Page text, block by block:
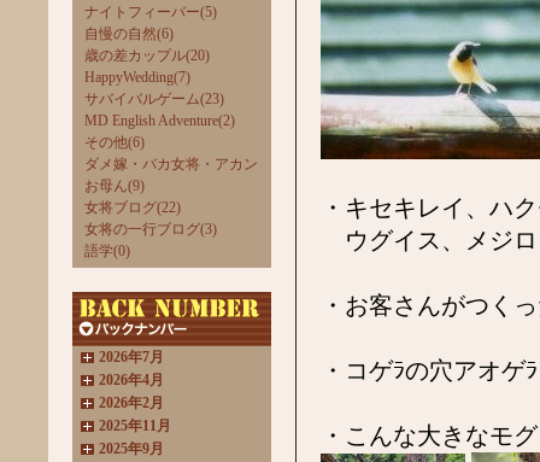
ナイトフィーバー(5)
自慢の自然(6)
歳の差カップル(20)
HappyWedding(7)
サバイバルゲーム(23)
MD English Adventure(2)
その他(6)
ダメ嫁・バカ女将・アカン
お母ん(9)
女将ブログ(22)
女将の一行ブログ(3)
語学(0)
2026年7月
2026年4月
2026年2月
2025年11月
2025年9月
・キセキレイ、ハ
ウグイス、メジ
・お客さんがつく
・コゲﾗの穴アオゲ
・こんな大きなモ